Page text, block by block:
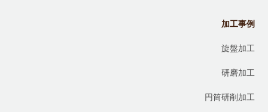
加工事例
旋盤加工
研磨加工
円筒研削加工